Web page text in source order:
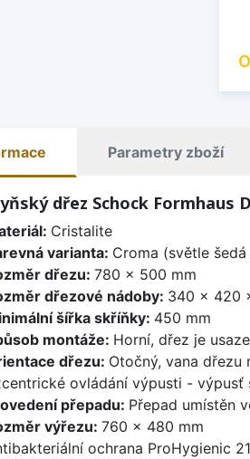
Parametry zboží
dřez Schock Formhaus
Cristalite
varianta: Croma (světle
dřezu: 780 x 500 mm
dřezové nádoby: 340 x 420
šířka skříňky: 450 mm
montáže: Horní, dřez je
dřezu: Otočný, vana
ovládání výpusti -
přepadu: Přepad umístěn
výřezu: 760 x 480 mm
ochrana ProHygienic 21